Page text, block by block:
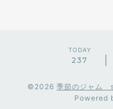
TODAY
237
©2026 季節のジャム
Powered